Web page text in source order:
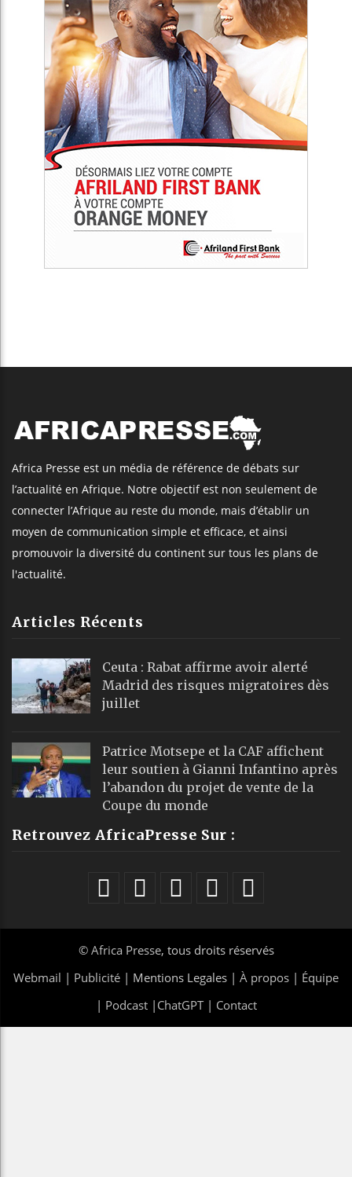
Africa Presse est un média de référence de débats sur
l’actualité en Afrique. Notre objectif est non seulement de
connecter l’Afrique au reste du monde, mais d’établir un
moyen de communication simple et efficace, et ainsi
promouvoir la diversité du continent sur tous les plans de
l'actualité.
Articles Récents
Ceuta : Rabat affirme avoir alerté
Madrid des risques migratoires dès
juillet
Patrice Motsepe et la CAF affichent
leur soutien à Gianni Infantino après
l’abandon du projet de vente de la
Coupe du monde
Retrouvez AfricaPresse Sur :
© Africa Presse, tous droits réservés
Webmail | Publicité | Mentions Legales | À propos | Équipe
| Podcast| ChatGPT| Contact